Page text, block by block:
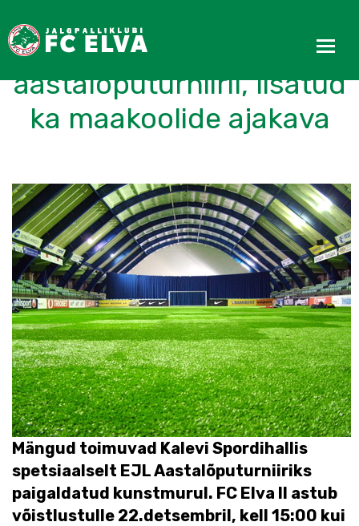
FC Elva II osaleb EJL
aastalõputurniiril, lisatud
ka maakoolide ajakava
Mängud toimuvad Kalevi Spordihallis
spetsiaalselt EJL Aastalõputurniiriks
paigaldatud kunstmurul. FC Elva II astub
võistlustulle 22.detsembril, kell 15:00 kui